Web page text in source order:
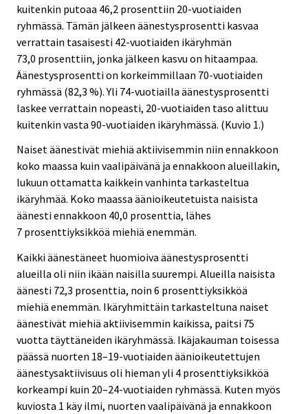
kuitenkin putoaa 46,2 prosenttiin 20-vuotiaiden
ryhmässä. Tämän jälkeen äänestysprosentti kasvaa
verrattain tasaisesti 42-vuotiaiden ikäryhmän
73,0 prosenttiin, jonka jälkeen kasvu on hitaampaa.
Äänestysprosentti on korkeimmillaan 70-vuotiaiden
ryhmässä (82,3 %). Yli 74-vuotiailla äänestysprosentti
laskee verrattain nopeasti, 20-vuotiaiden taso alittuu
kuitenkin vasta 90-vuotiaiden ikäryhmässä. (Kuvio 1.)
Naiset äänestivät miehiä aktiivisemmin niin ennakkoon
koko maassa kuin vaalipäivänä ja ennakkoon alueillakin,
lukuun ottamatta kaikkein vanhinta tarkasteltua
ikäryhmää. Koko maassa äänioikeutetuista naisista
äänesti ennakkoon 40,0 prosenttia, lähes
7 prosenttiyksikköä miehiä enemmän.
Kaikki äänestäneet huomioiva äänestysprosentti
alueilla oli niin ikään naisilla suurempi. Alueilla naisista
äänesti 72,3 prosenttia, noin 6 prosenttiyksikköä
miehiä enemmän. Ikäryhmittäin tarkasteltuna naiset
äänestivät miehiä aktiivisemmin kaikissa, paitsi 75
vuotta täyttäneiden ikäryhmässä. Ikäjakauman toisessa
päässä nuorten 18–19-vuotiaiden äänioikeutettujen
äänestysaktiivisuus oli hieman yli 4 prosenttiyksikköä
korkeampi kuin 20–24-vuotiaiden ryhmässä. Kuten myös
kuviosta 1 käy ilmi, nuorten vaalipäivänä ja ennakkoon